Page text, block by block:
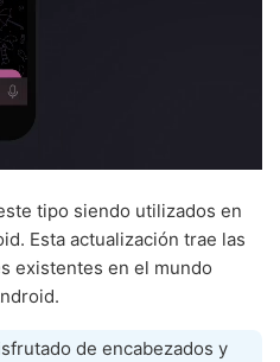
tipo siendo utilizados en
Esta actualización trae las
existentes en el mundo
de encabezados y